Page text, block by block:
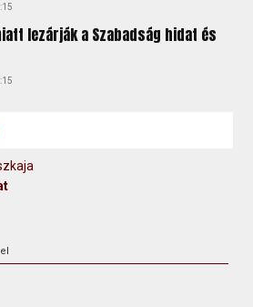
lezárják a Szabadság hidat és